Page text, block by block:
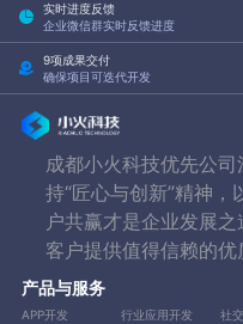
实时进度反馈
企业微信群实时反馈进度
9项成果交付
确保项目可迭代开发
成都小火科技优先公
持“匠心与创新”精神
户共赢才是企业发展
客户提供值得信赖的优
产品与服务
APP开发 行业应用开发 社